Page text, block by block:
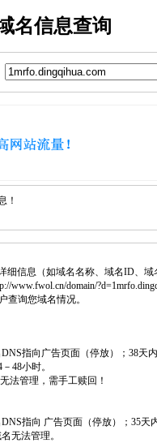
名信息查询
！
信息（如域名名称、域名ID、域
domain/
查询您域名情况。
指向广告页面（停放）；38天内
48小时。
法管理，需手工赎回！
指向 广告页面（停放）；35天
无法管理。